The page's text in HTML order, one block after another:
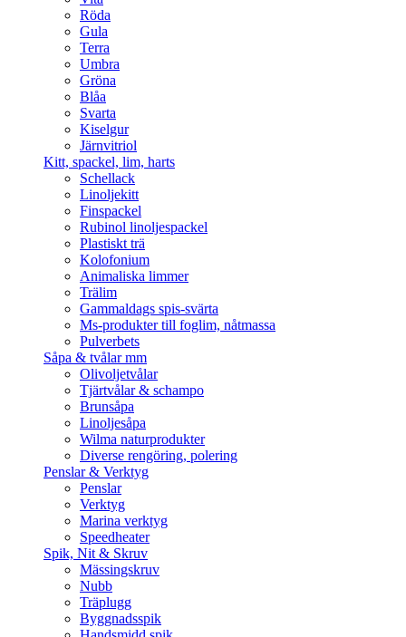
Röda
Gula
Terra
Umbra
Gröna
Blåa
Svarta
Kiselgur
Järnvitriol
Kitt, spackel, lim, harts
Schellack
Linoljekitt
Finspackel
Rubinol linoljespackel
Plastiskt trä
Kolofonium
Animaliska limmer
Trälim
Gammaldags spis-svärta
Ms-produkter till foglim, nåtmassa
Pulverbets
Såpa & tvålar mm
Olivoljetvålar
Tjärtvålar & schampo
Brunsåpa
Linoljesåpa
Wilma naturprodukter
Diverse rengöring, polering
Penslar & Verktyg
Penslar
Verktyg
Marina verktyg
Speedheater
Spik, Nit & Skruv
Mässingskruv
Nubb
Träplugg
Byggnadsspik